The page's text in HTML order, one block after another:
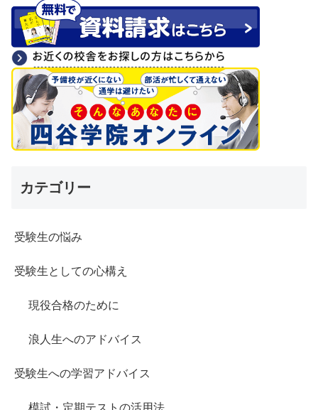
カテゴリー
受験生の悩み
受験生としての心構え
現役合格のために
浪人生へのアドバイス
受験生への学習アドバイス